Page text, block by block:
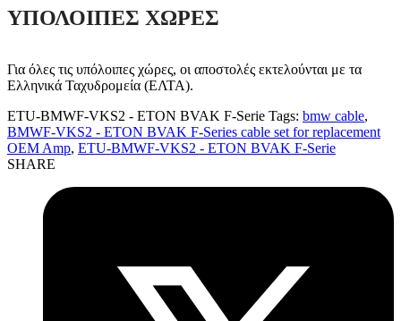
ΥΠΟΛΟΙΠΕΣ ΧΩΡΕΣ
Για όλες τις υπόλοιπες χώρες, οι αποστολές εκτελούνται με τα
Ελληνικά Ταχυδρομεία (ΕΛΤΑ).
ETU-BMWF-VKS2 - ETON BVAK F-Serie Tags: bmw cable,
BMWF-VKS2 - ETON BVAK F-Series cable set for replacement
OEM Amp, ETU-BMWF-VKS2 - ETON BVAK F-Serie
SHARE